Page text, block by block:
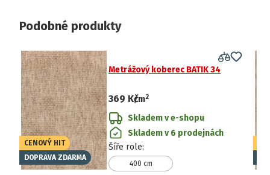
Podobné produkty
CENOVÝ HIT
DOPRAVA ZDARMA
Metrážový koberec BATIK 34
369 Kč
/m2
Skladem v e-shopu
Skladem v 6 prodejnách
Šíře role:
400 cm